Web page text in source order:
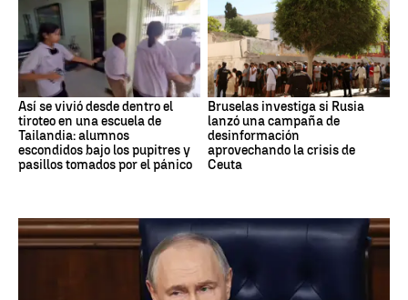
Así se vivió desde dentro el
tiroteo en una escuela de
Tailandia: alumnos
escondidos bajo los pupitres y
pasillos tomados por el pánico
Bruselas investiga si Rusia
lanzó una campaña de
desinformación
aprovechando la crisis de
Ceuta